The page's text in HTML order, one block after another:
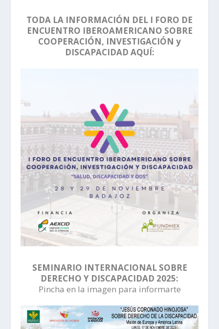
TODA LA INFORMACIÓN DEL I FORO DE
ENCUENTRO IBEROAMERICANO SOBRE
COOPERACIÓN, INVESTIGACIÓN y
DISCAPACIDAD AQUÍ:
SEMINARIO INTERNACIONAL SOBRE
DERECHO Y DISCAPACIDAD 2025:
Pincha en la imagen para informarte